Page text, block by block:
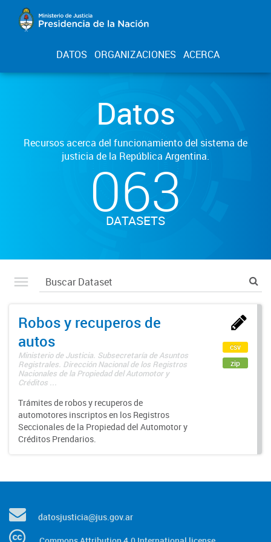
DATOS ORGANIZACIONES ACERCA
Datos
Recursos acerca del funcionamiento del sistema de
justicia de la República Argentina.
063
DATASETS
Robos y recuperos de
autos
Ministerio de Justicia. Subsecretaría de Asuntos
Registrales. Dirección Nacional de los Registros
Nacionales de la Propiedad del Automotor y
Créditos ...
Trámites de robos y recuperos de
automotores inscriptos en los Registros
Seccionales de la Propiedad del Automotor y
Créditos Prendarios.
csv
zip
datosjusticia@jus.gov.ar